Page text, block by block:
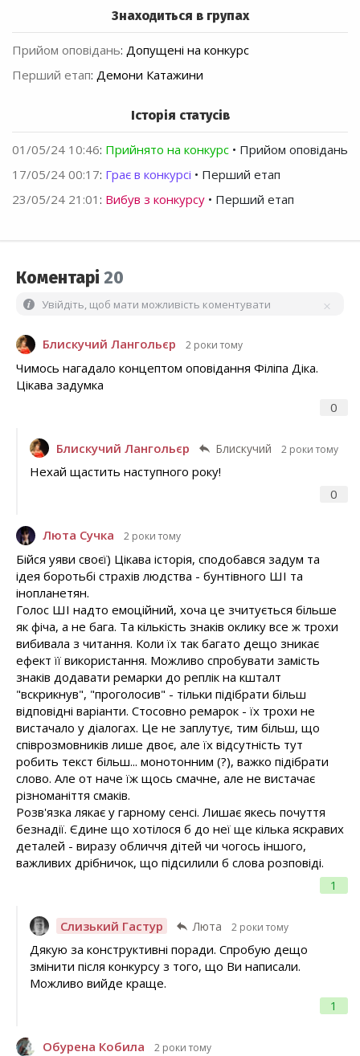
Знаходиться в групах
Прийом оповідань: Допущені на конкурс
Перший етап: Демони Катажини
Історія статусів
01/05/24 10:46: Прийнято на конкурс • Прийом оповідань
17/05/24 00:17: Грає в конкурсі • Перший етап
23/05/24 21:01 : Вибув з конкурсу • Перший етап
Коментарі 20
Увійдіть, щоб мати можливість коментувати
Блискучий Лангольєр 2 роки тому
0
Чимось нагадало концептом оповідання Філіпа Діка.
Цікава задумка
Блискучий Лангольєр Блискучий 2 роки тому
0
Нехай щастить наступного року!
Люта Сучка 2 роки тому
1
Бійся уяви своєї) Цікава історія, сподобався задум та
ідея боротьбі страхів людства - бунтівного ШІ та
інопланетян.
Голос ШІ надто емоційний, хоча це зчитується більше
як фіча, а не бага. Та кількість знаків оклику все ж трохи
вибивала з читання. Коли їх так багато дещо зникає
ефект її використання. Можливо спробувати замість
знаків додавати ремарки до реплік на кшталт
"вскрикнув", "проголосив" - тільки підібрати більш
відповідні варіанти. Стосовно ремарок - їх трохи не
вистачало у діалогах. Це не заплутує, тим більш, що
співрозмовників лише двоє, але їх відсутність тут
робить текст більш... монотонним (?), важко підібрати
слово. Але от наче їж щось смачне, але не вистачає
різноманіття смаків.
Розв'язка лякає у гарному сенсі. Лишає якесь почуття
безнадії. Єдине що хотілося б до неї ще кілька яскравих
деталей - виразу обличчя дітей чи чогось іншого,
важливих дрібничок, що підсилили б слова розповіді.
Слизький Гастур Люта 2 роки тому
1
Дякую за конструктивні поради. Спробую дещо
змінити після конкурсу з того, що Ви написали.
Можливо вийде краще.
Обурена Кобила 2 роки тому